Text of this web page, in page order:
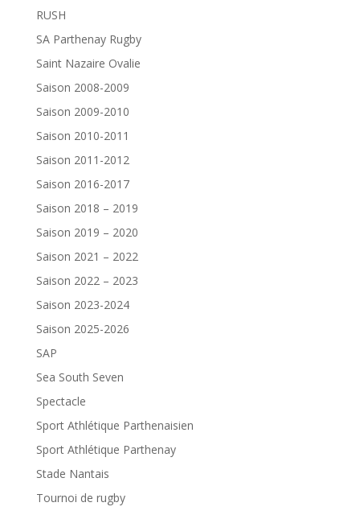
RUSH
SA Parthenay Rugby
Saint Nazaire Ovalie
Saison 2008-2009
Saison 2009-2010
Saison 2010-2011
Saison 2011-2012
Saison 2016-2017
Saison 2018 – 2019
Saison 2019 – 2020
Saison 2021 – 2022
Saison 2022 – 2023
Saison 2023-2024
Saison 2025-2026
SAP
Sea South Seven
Spectacle
Sport Athlétique Parthenaisien
Sport Athlétique Parthenay
Stade Nantais
Tournoi de rugby